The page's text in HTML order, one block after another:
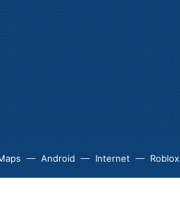
Android Internet Roblox